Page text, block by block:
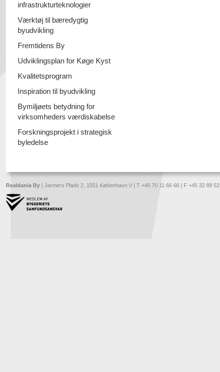
infrastrukturteknologier
Værktøj til bæredygtig
byudvikling
Fremtidens By
Udviklingsplan for Køge Kyst
Kvalitetsprogram
Inspiration til byudvikling
Bymiljøets betydning for
virksomheders værdiskabelse
Forskningsprojekt i strategisk
byledelse
Realdania By| Jarmers Plads 2, 1551 København V | T +45 70 11 66 66 | F +45 32 88